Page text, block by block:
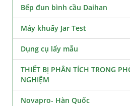
Bếp đun bình cầu Daihan
Máy khuấy Jar Test
Dụng cụ lấy mẫu
THIẾT BỊ PHÂN TÍCH TRONG
NGHIỆM
Novapro- Hàn Quốc